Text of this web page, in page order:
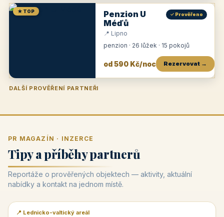
★ TOP
Penzion U
Méďů
✓ Prověřeno
📍 Lipno
penzion · 26 lůžek · 15 pokojů
od 590 Kč/noc Rezervovat →
DALŠÍ PROVĚŘENÍ PARTNEŘI
Penzion U Zámku Pension Faber
PR MAGAZÍN · INZERCE
Tipy a příběhy partnerů
Reportáže o prověřených objektech — aktivity, aktuální
nabídky a kontakt na jednom místě.
📰 PR článek
📍 Lednicko-valtický areál